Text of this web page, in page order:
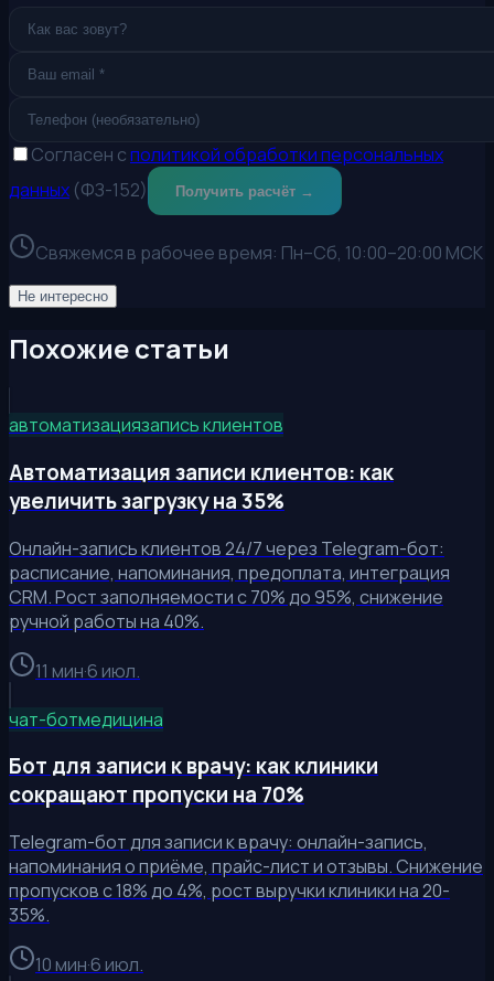
Согласен сполитикой обработки персональных
данных (ФЗ-152) Получить расчёт →
Свяжемся в рабочее время: Пн–Сб, 10:00–20:00 МСК
Не интересно
Похожие статьи
автоматизациязапись клиентов
Автоматизация записи клиентов: как
увеличить загрузку на 35%
Онлайн-запись клиентов 24/7 через Telegram-бот:
расписание, напоминания, предоплата, интеграция
CRM. Рост заполняемости с 70% до 95%, снижение
ручной работы на 40%.
11 мин·6 июл.
чат-ботмедицина
Бот для записи к врачу: как клиники
сокращают пропуски на 70%
Telegram-бот для записи к врачу: онлайн-запись,
напоминания о приёме, прайс-лист и отзывы. Снижение
пропусков с 18% до 4%, рост выручки клиники на 20-
35%.
10 мин·6 июл.